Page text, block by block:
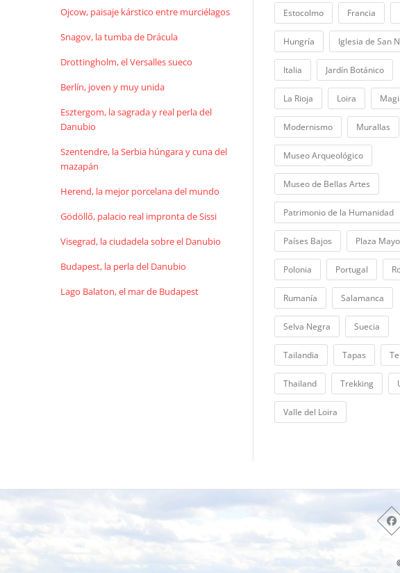
Ojcow, paisaje kárstico entre murciélagos
Snagov, la tumba de Drácula
Drottingholm, el Versalles sueco
Berlín, joven y muy unida
Esztergom, la sagrada y real perla del
Danubio
Szentendre, la Serbia húngara y cuna del
mazapán
Herend, la mejor porcelana del mundo
Gödöllő, palacio real impronta de Sissi
Visegrad, la ciudadela sobre el Danubio
Budapest, la perla del Danubio
Lago Balaton, el mar de Budapest
Estocolmo Francia
Hungría Iglesia de San
Italia Jardín Botánico
La Rioja Loira
Modernismo Murallas
Museo Arqueológico
Museo de Bellas Artes
Patrimonio de la Humanidad
Países Bajos Plaza
Polonia Portugal
Rumanía Salamanca
Selva Negra Suecia
Tailandia Tapas
Thailand Trekking
Valle del Loira